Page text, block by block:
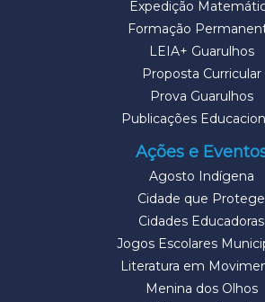
Expedição
Formação
LEIA+ Guarulhos
Proposta Curricular
Prova Guarulhos
Publicações
Ações e
Agosto Indígena
Cidade que Protege
Cidades Educadoras
Jogos Escolares
Literatura em
Menina dos Olhos